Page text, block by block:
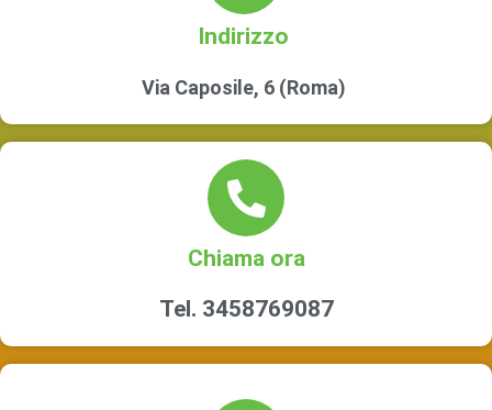
Indirizzo
Via Caposile, 6 (Roma)
Chiama ora
Tel. 3458769087